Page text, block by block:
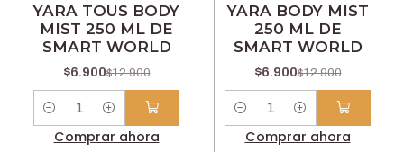
YARA TOUS BODY
MIST 250 ML DE
SMART WORLD
$6.900$12.900
Cantidad
Comprar ahora
YARA BODY MIST
250 ML DE
SMART WORLD
$6.900$12.900
Cantidad
Comprar ahora